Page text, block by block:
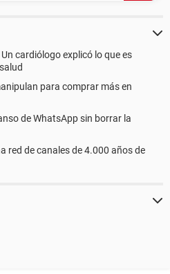
cardiólogo explicó lo que es
para comprar más en
de WhatsApp sin borrar la
red de canales de 4.000 años de